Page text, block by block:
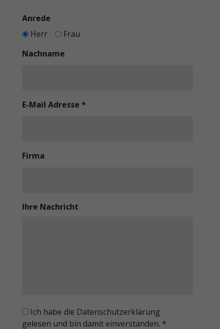
Anrede
Herr
Frau
Nachname
E-Mail Adresse *
Firma
Ihre Nachricht
Ich habe die Datenschutzerklärung
gelesen und bin damit einverstanden. *